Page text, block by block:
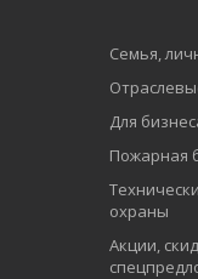
Семья,
Для
Пожарная
охраны
Акции,